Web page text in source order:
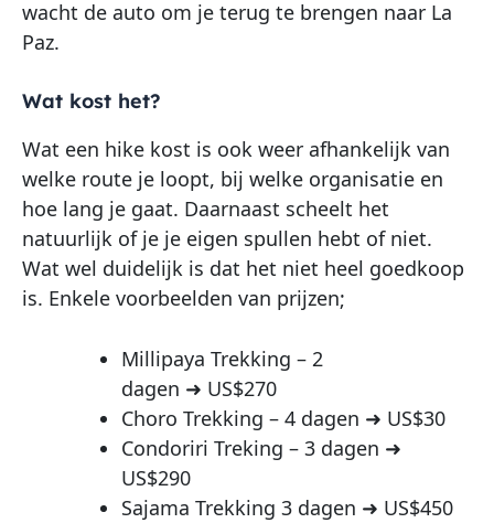
wacht de auto om je terug te brengen naar La
Paz.
Wat kost het?
Wat een hike kost is ook weer afhankelijk van
welke route je loopt, bij welke organisatie en
hoe lang je gaat. Daarnaast scheelt het
natuurlijk of je je eigen spullen hebt of niet.
Wat wel duidelijk is dat het niet heel goedkoop
is. Enkele voorbeelden van prijzen;
Millipaya Trekking – 2
dagen ➜ US$270
Choro Trekking – 4 dagen ➜ US$30
Condoriri Treking – 3 dagen ➜
US$290
Sajama Trekking 3 dagen ➜ US$450